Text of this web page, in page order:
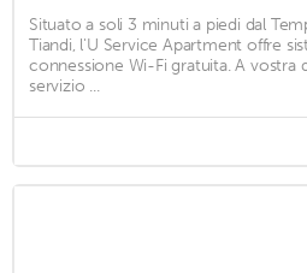
Situato a soli 3 minuti a piedi dal
Tiandi, l'U Service Apartment offre
connessione Wi-Fi gratuita. A vostra
servizio ...